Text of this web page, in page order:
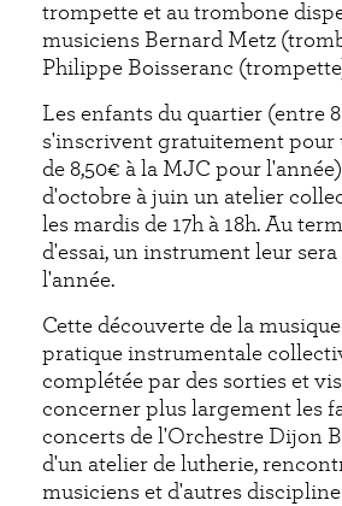
trompette et au trombone
musiciens Bernard Metz
Philippe Boisseranc
Les enfants du quartier (entre 8
s'inscrivent gratuitement pour
de 8,50€ à la MJC pour
d'octobre à juin un atelier
les mardis de 17h à 18h. Au
d'essai, un instrument leur
l'année.
Cette découverte de la
pratique instrumentale
complétée par des sorties et
concerner plus largement les
concerts de l'Orchestre Dijon
d'un atelier de lutherie,
musiciens et d'autres